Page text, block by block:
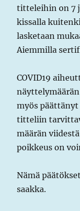
titteleihin on 7
kissalla
lasketaan
Aiemmilla
COVID19
myös
titteliin
määrän
poikkeus on
Nämä
saakka.